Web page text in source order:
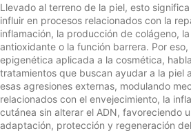
Llevado al terreno de la piel, esto
influir en procesos relacionados con la
inflamación, la producción de colágeno,
antioxidante o la función barrera. Por
epigenética aplicada a la cosmética,
tratamientos que buscan ayudar a la piel
esas agresiones externas, modulando
relacionados con el envejecimiento, la
cutánea sin alterar el ADN, favoreciendo
adaptación, protección y regeneración